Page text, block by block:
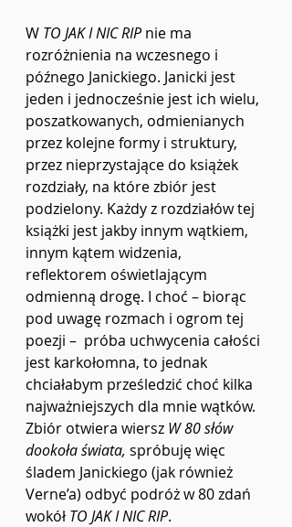
W TO JAK I NIC RIP nie ma
rozróżnienia na wczesnego i
późnego Janickiego. Janicki jest
jeden i jednocześnie jest ich wielu,
poszatkowanych, odmienianych
przez kolejne formy i struktury,
przez nieprzystające do książek
rozdziały, na które zbiór jest
podzielony. Każdy z rozdziałów tej
książki jest jakby innym wątkiem,
innym kątem widzenia,
reflektorem oświetlającym
odmienną drogę. I choć – biorąc
pod uwagę rozmach i ogrom tej
poezji –  próba uchwycenia całości
jest karkołomna, to jednak
chciałabym prześledzić choć kilka
najważniejszych dla mnie wątków.
Zbiór otwiera wiersz W 80 słów
dookoła świata, spróbuję więc
śladem Janickiego (jak również
Verne’a) odbyć podróż w 80 zdań
wokół TO JAK I NIC RIP.